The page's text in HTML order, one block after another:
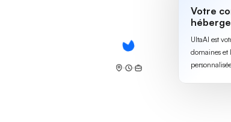
Votre
UltaAI est
domaines et